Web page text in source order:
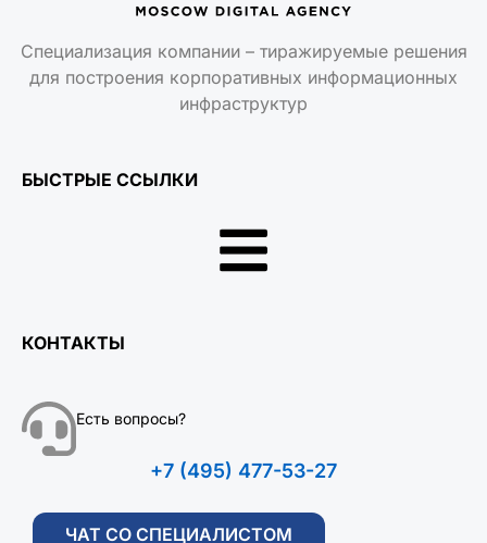
Специализация компании – тиражируемые решения
для построения корпоративных информационных
инфраструктур
БЫСТРЫЕ ССЫЛКИ
КОНТАКТЫ
Есть вопросы?
+7 (495) 477-53-27
ЧАТ СО СПЕЦИАЛИСТОМ